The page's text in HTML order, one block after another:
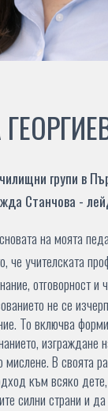
групи в
Станчова -
на моята
че учителската
отговорност и
не се
То включва
изграждане
мислене. В своята
към всяко
силни страни и